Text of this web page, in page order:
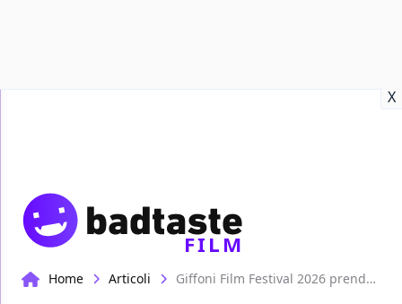
X
FILM
Home Articoli Giffoni Film Festival 2026 prende il via: annunciato il calendario ufficiale di tutti gli eventi